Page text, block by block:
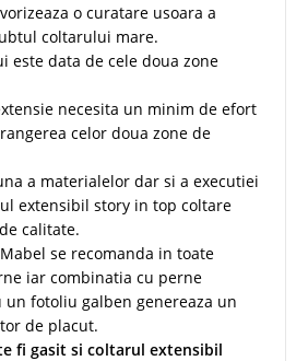
o curatare usoara a
coltarului mare.
este data de cele doua zone
necesita un minim de efort
celor doua zone de
a materialelor dar si a executiei
extensibil story in top coltare
calitate.
se recomanda in toate
iar combinatia cu perne
un fotoliu galben genereaza un
de placut.
fi gasit si coltarul extensibil